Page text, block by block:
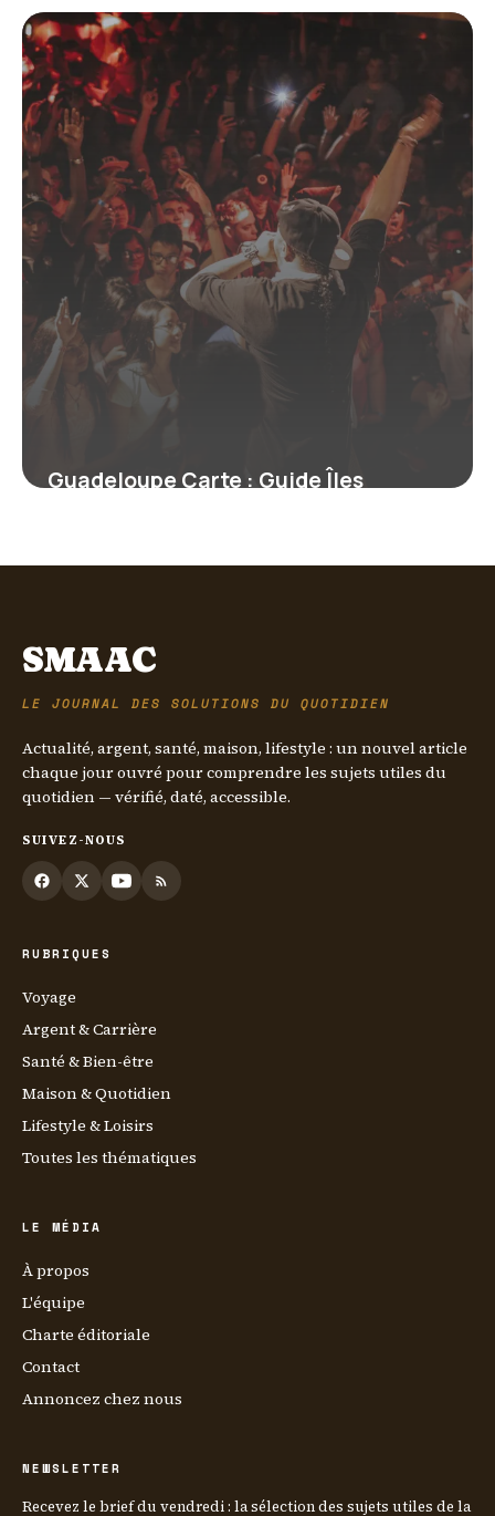
du Pays
7 juillet 2026
Guadeloupe Carte : Guide Îles
SMAAC
LE JOURNAL DES SOLUTIONS DU QUOTIDIEN
Actualité, argent, santé, maison, lifestyle : un nouvel article
chaque jour ouvré pour comprendre les sujets utiles du
quotidien — vérifié, daté, accessible.
SUIVEZ-NOUS
RUBRIQUES
Voyage
Argent & Carrière
Santé & Bien-être
Maison & Quotidien
Lifestyle & Loisirs
Toutes les thématiques
LE MÉDIA
À propos
L'équipe
Charte éditoriale
Contact
Annoncez chez nous
NEWSLETTER
Recevez le brief du vendredi : la sélection des sujets utiles de la